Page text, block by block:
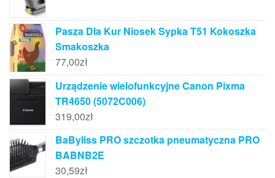
Pasza Dla Kur Niosek Sypka T51 Kokoszka
Smakoszka
77,00zł
Urządzenie wielofunkcyjne Canon Pixma
TR4650 (5072C006)
319,00zł
BaByliss PRO szczotka pneumatyczna PRO
BABNB2E
30,59zł